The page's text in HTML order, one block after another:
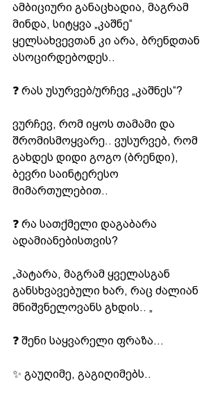
ამბიციური განაცხადია, მაგრამ
მინდა, სიტყვა „კაშნე“
ყელსახვევთან კი არა, ბრენდთან
ასოცირდებოდეს..
❓ რას უსურვებ/ურჩევ „კაშნეს“?
ვურჩევ, რომ იყოს თამამი და
შრომისმოყვარე.. ვუსურვებ, რომ
გახდეს დიდი გოგო (ბრენდი),
ბევრი საინტერესო
მიმართულებით..
❓ რა სათქმელი დაგაბარა
ადამიანებისთვის?
„პატარა, მაგრამ ყველასგან
განსხვავებული ხარ, რაც ძალიან
მნიშვნელოვანს გხდის.. „
❓ შენი საყვარელი ფრაზა...
✨ გაუღიმე, გაგიღიმებს..